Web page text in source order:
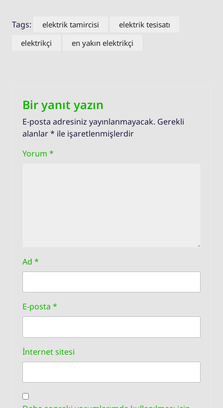
Tags: elektrik tamircisi
elektrik tesisatı
elektrikçi
en yakın elektrikçi
Bir yanıt yazın
E-posta adresiniz yayınlanmayacak. Gerekli
alanlar* ile işaretlenmişlerdir
Yorum *
Ad *
E-posta *
İnternet sitesi